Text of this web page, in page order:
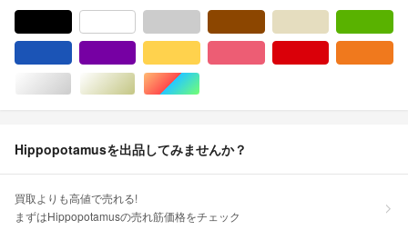
シルバー/銀色系ゴールド/金色系マルチカラー
Hippopotamusを出品してみませんか？
買取よりも高値で売れる!
まずはHippopotamusの売れ筋価格をチェック